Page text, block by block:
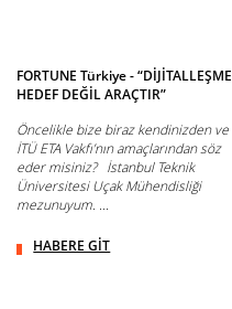
FORTUNE Türkiye - “DİJİTALLEŞME
HEDEF DEĞİL ARAÇTIR”
Öncelikle bize biraz kendinizden ve
İTÜ ETA Vakfı’nın amaçlarından söz
eder misiniz? İstanbul Teknik
Üniversitesi Uçak Mühendisliği
mezunuyum. ...
HABERE GİT